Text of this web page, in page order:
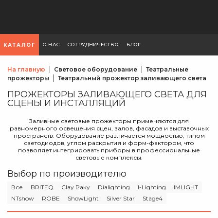
КАТАЛОГ О НАС СОТРУДНИЧЕСТВО БЛОГ
На главную Световое оборудование
Театральные
прожекторы
Театральный прожектор заливающего света
ПРОЖЕКТОРЫ ЗАЛИВАЮЩЕГО СВЕТА ДЛЯ
СЦЕНЫ И ИНСТАЛЛЯЦИЙ
Заливные световые прожекторы применяются для
равномерного освещения сцен, залов, фасадов и выставочных
пространств. Оборудование различается мощностью, типом
светодиодов, углом раскрытия и форм-фактором, что
позволяет интегрировать приборы в профессиональные
световые комплексы.
Выбор по производителю
Все BRITEQ Clay Paky Dialighting I-Lighting
IMLIGHT
NTshow
ROBE ShowLight Silver Star Stage4